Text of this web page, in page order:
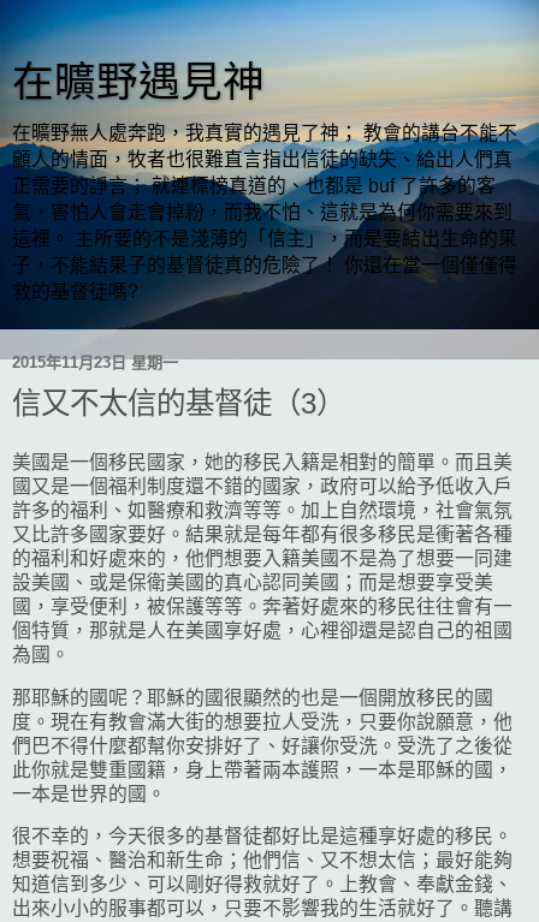
在曠野遇見神
在曠野無人處奔跑，我真實的遇見了神； 教會的講台不能不
顧人的情面，牧者也很難直言指出信徒的缺失、給出人們真
正需要的諍言； 就連標榜真道的、也都是 buf 了許多的客
氣，害怕人會走會掉粉，而我不怕、這就是為何你需要來到
這裡。 主所要的不是淺薄的「信主」，而是要結出生命的果
子，不能結果子的基督徒真的危險了！ 你還在當一個僅僅得
救的基督徒嗎?
2015年11月23日 星期一
信又不太信的基督徒（3）
美國是一個移民國家，她的移民入籍是相對的簡單。而且美
國又是一個福利制度還不錯的國家，政府可以給予低收入戶
許多的福利、如醫療和救濟等等。加上自然環境，社會氣氛
又比許多國家要好。結果就是每年都有很多移民是衝著各種
的福利和好處來的，他們想要入籍美國不是為了想要一同建
設美國、或是保衛美國的真心認同美國；而是想要享受美
國，享受便利，被保護等等。奔著好處來的移民往往會有一
個特質，那就是人在美國享好處，心裡卻還是認自己的祖國
為國。
那耶穌的國呢？耶穌的國很顯然的也是一個開放移民的國
度。現在有教會滿大街的想要拉人受洗，只要你說願意，他
們巴不得什麼都幫你安排好了、好讓你受洗。受洗了之後從
此你就是雙重國籍，身上帶著兩本護照，一本是耶穌的國，
一本是世界的國。
很不幸的，今天很多的基督徒都好比是這種享好處的移民。
想要祝福、醫治和新生命；他們信、又不想太信；最好能夠
知道信到多少、可以剛好得救就好了。上教會、奉獻金錢、
出來小小的服事都可以，只要不影響我的生活就好了。聽講